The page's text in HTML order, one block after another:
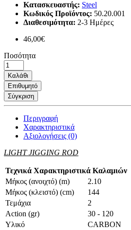
Κατασκευαστής: Steel
Κωδικός Προϊόντος: 50.20.001
Διαθεσιμότητα: 2-3 Ημέρες
46,00€
Ποσότητα
Καλάθι
Επιθυμητό
Σύγκριση
Περιγραφή
Χαρακτηριστικά
Αξιολογήσεις (0)
LIGHT JIGGING ROD
Τεχνικά Χαρακτηριστικά Καλαμιών
Μήκος (ανοιχτό) (m)
2.10
Μήκος (κλειστό) (cm)
144
Τεμάχια
2
Action (gr)
30 - 120
Υλικό
CARBON